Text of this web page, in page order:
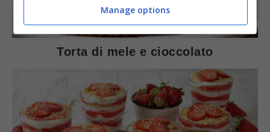
Torta di mele e cioccolato
Manage options